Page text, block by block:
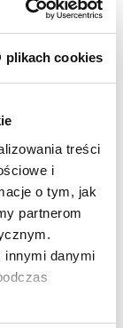
plikach cookies
treści
i
o tym, jak
partnerom
innymi danymi
w
ZOZ,